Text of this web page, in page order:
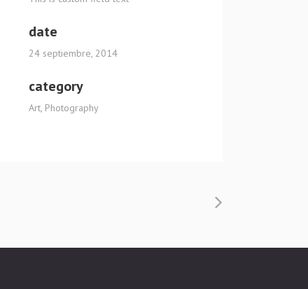
date
24 septiembre, 2014
category
Art, Photography